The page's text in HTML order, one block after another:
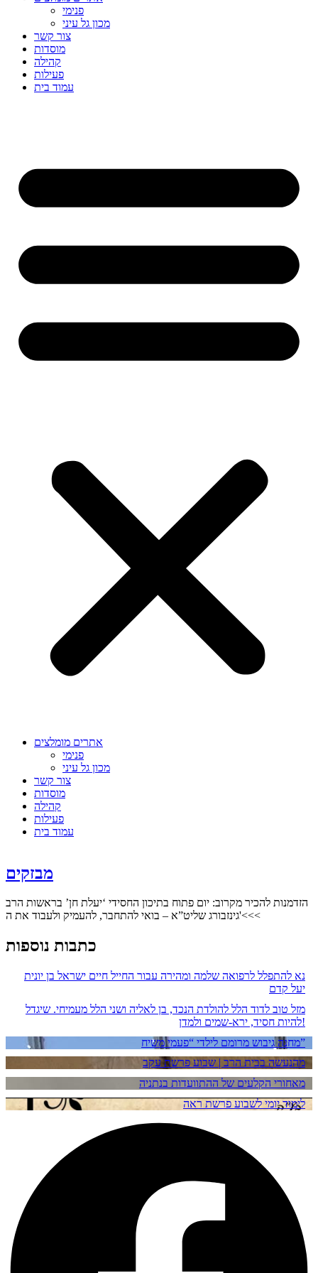
פנימי
מכון גל עיני
צור קשר
מוסדות
קהילה
פעילות
עמוד בית
אתרים מומלצים
פנימי
מכון גל עיני
צור קשר
מוסדות
קהילה
פעילות
עמוד בית
מבזקים
הזדמנות להכיר מקרוב: יום פתוח בתיכון החסידי ‘יעלת חן’ בראשות הרב
גינזבורג שליט”א – בואי להתחבר, להעמיק ולעבוד את ה'<<<
כתבות נוספות
נא להתפלל לרפואה שלמה ומהירה עבור החייל חיים ישראל בן יונית
יעל קדם
מזל טוב לדוד הלל להולדת הנכד, בן לאליה ושני הלל מעמיחי. שיגדל
להיות חסיד, ירא-שמים ולמדן!
מחנה גיבוש מרומם לילדי “פעמי משיח”
מהנעשה בבית הרב | שבוע פרשת עקב
מאחורי הקלעים של ההתוועדות בנתניה
לימוד יומי לשבוע פרשת ראה